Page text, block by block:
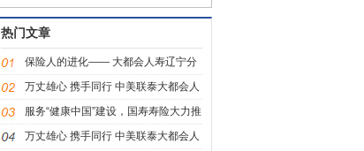
热门文章
保险人的进化—— 大都会人寿辽宁分
公司城市品牌推广计划全面启动
万丈雄心 携手同行 中美联泰大都会人
寿保险有限公司辽宁分公司15周年
服务“健康中国”建设，国寿寿险大力推
广“女性安康”保险
万丈雄心 携手同行 中美联泰大都会人